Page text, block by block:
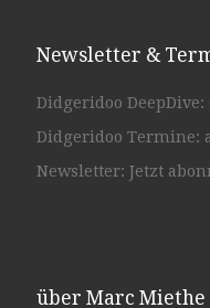
Newsletter &
Didgeridoo
Didgeridoo Termine:
Newsletter: Jetzt
über Marc Miethe